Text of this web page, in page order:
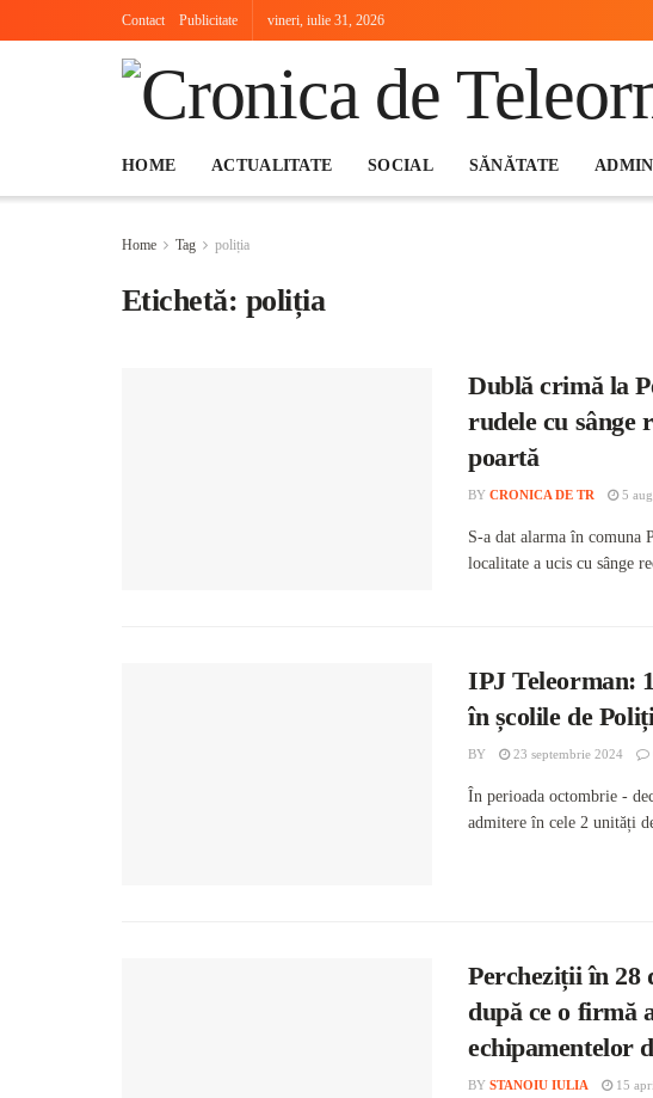
Contact Publicitate vineri, iulie 31, 2026
HOME ACTUALITATE SOCIAL SĂNĂTATE
Home Tag poliția
Etichetă: poliția
Dublă crimă la
rudele cu sânge
poartă
BY CRONICA DE TR 5
S-a dat alarma în comuna
localitate a ucis cu sânge
IPJ Teleorman:
în școlile de
BY 23 septembrie 2024
În perioada octombrie -
admitere în cele 2 unități
Percheziții în 28
după ce o firmă
echipamentelor
BY STANOIU IULIA 15